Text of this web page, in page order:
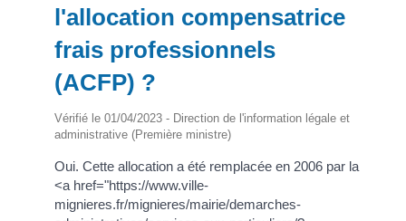
l'allocation compensatrice
frais professionnels
(ACFP) ?
Vérifié le 01/04/2023 - Direction de l'information légale et
administrative (Première ministre)
Oui. Cette allocation a été remplacée en 2006 par la
<a href="https://www.ville-
mignieres.fr/mignieres/mairie/demarches-